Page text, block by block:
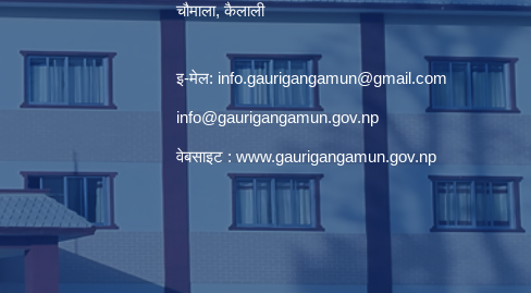
चौमाला, कैलाली
इ-मेल: info.gaurigangamun@gmail.com
info@gaurigangamun.gov.np
वेबसाइट : www.gaurigangamun.gov.np